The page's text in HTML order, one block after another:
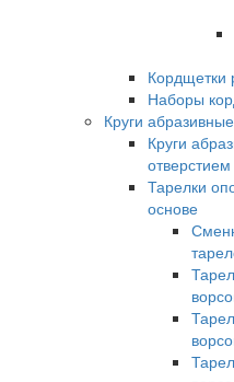
Кордщетки
Наборы
Круги
Круги
отверстием
Тарелки
основе